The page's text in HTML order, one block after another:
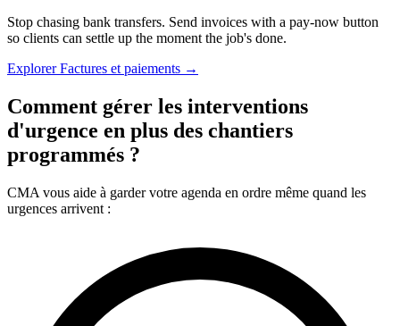
Stop chasing bank transfers. Send invoices with a pay-now button
so clients can settle up the moment the job's done.
Explorer Factures et paiements →
Comment gérer les interventions
d'urgence en plus des chantiers
programmés ?
CMA vous aide à garder votre agenda en ordre même quand les
urgences arrivent :